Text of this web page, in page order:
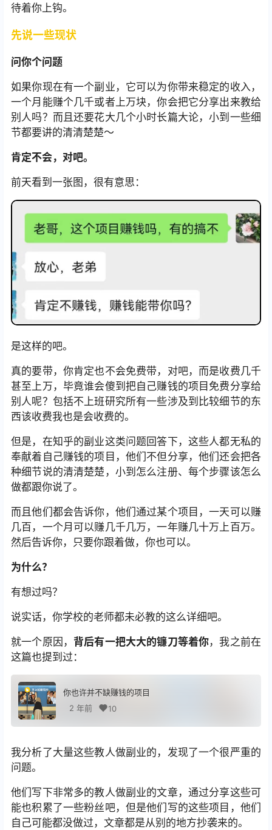
待着你上钩。
先说一些现状
问你个问题
如果你现在有一个副业，它可以为你带来稳定的收入，
一个月能赚个几千或者上万块，你会把它分享出来教给
别人吗？而且还要花大几个小时长篇大论，小到一些细
节都要讲的清清楚楚～
肯定不会，对吧。
前天看到一张图，很有意思：
是这样的吧。
真的要带，你肯定也不会免费带，对吧，而是收费几千
甚至上万，毕竟谁会傻到把自己赚钱的项目免费分享给
别人呢？包括不上班研究所有一些涉及到比较细节的东
西该收费我也是会收费的。
但是，在知乎的副业这类问题回答下，这些人都无私的
奉献着自己赚钱的项目，他们不但分享，他们还会把各
种细节说的清清楚楚，小到怎么注册、每个步骤该怎么
做都跟你说了。
而且他们都会告诉你，他们通过某个项目，一天可以赚
几百，一个月可以赚几千几万，一年赚几十万上百万。
然后告诉你，只要你跟着做，你也可以。
为什么？
有想过吗？
说实话，你学校的老师都未必教的这么详细吧。
就一个原因， 背后有一把大大的镰刀等着你，我之前在
这篇也提到过：
你也许并不缺赚钱的项目
2 年前
10
我分析了大量这些教人做副业的，发现了一个很严重的
问题。
他们写下非常多的教人做副业的文章，通过分享这些可
能也积累了一些粉丝吧，但是他们写的这些项目，他们
自己可能都没做过，文章都是从别的地方抄袭来的。